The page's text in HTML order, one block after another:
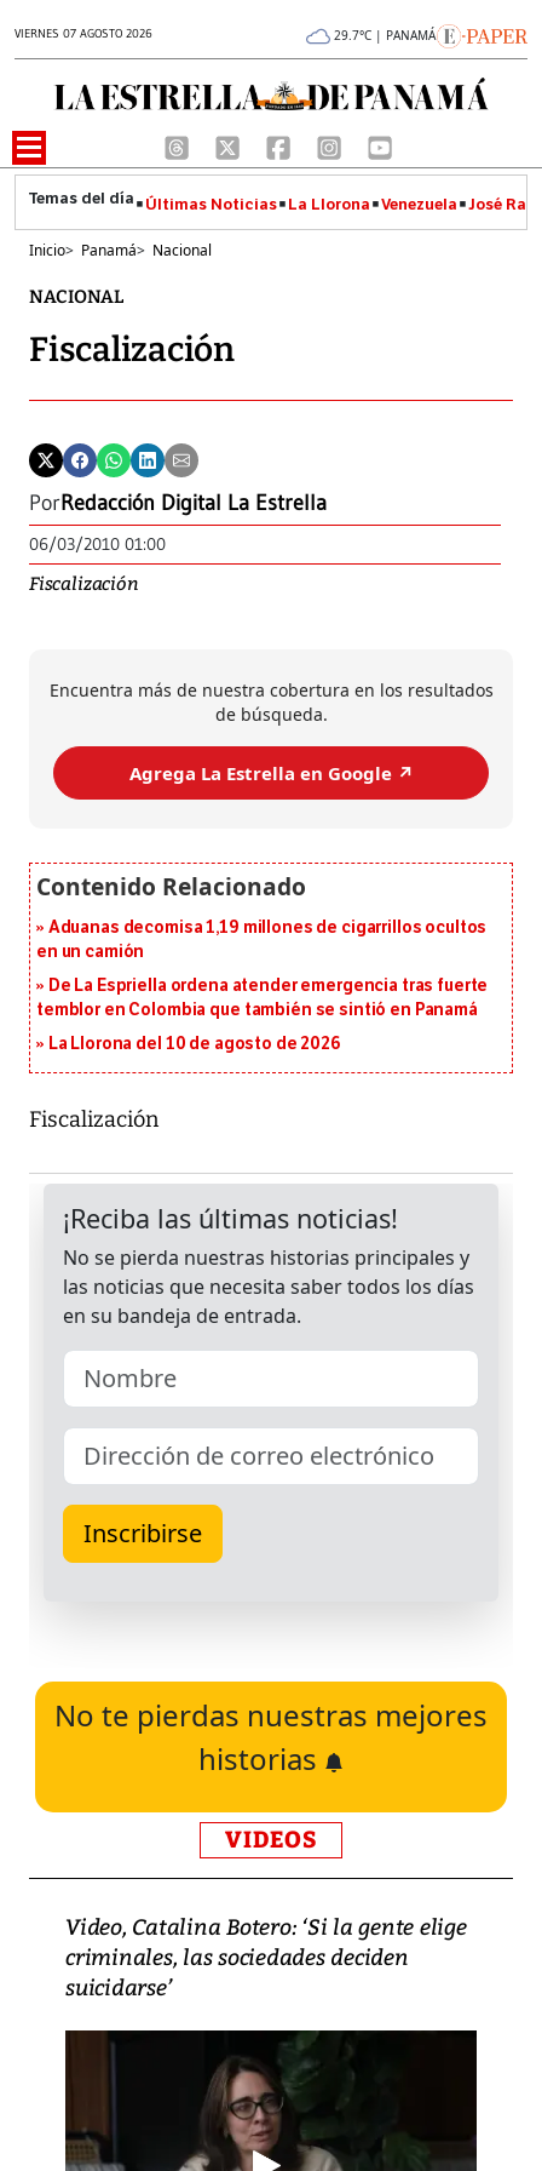
VIERNES 07 AGOSTO 2026 29.7°C | PANAMÁ
Últimas Noticias La Llorona Venezuela José
Inicio> Panamá> Nacional
NACIONAL
Fiscalización
PorRedacción Digital La Estrella
06/03/2010 01:00
Fiscalización
Encuentra más de nuestra cobertura en los resultados
de búsqueda.
Agrega La Estrella en Google ↗️
Aduanas decomisa 1,19 millones de cigarrillos ocultos
en un camión
De La Espriella ordena atender emergencia tras fuerte
temblor en Colombia que también se sintió en Panamá
La Llorona del 10 de agosto de 2026
Fiscalización
No te pierdas nuestras mejores
historias
VIDEOS
Video, Catalina Botero: ‘Si la gente elige
criminales, las sociedades deciden
suicidarse’